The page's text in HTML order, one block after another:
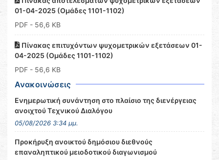
01-04-2025 (Ομάδες 1101-1102)
PDF - 56,6 KB
Πίνακας επιτυχόντων ψυχομετρικών εξετάσεων 01-
04-2025 (Ομάδες 1101-1102)
PDF - 56,6 KB
Ανακοινώσεις
Ενημερωτική συνάντηση στο πλαίσιο της διενέργειας
ανοιχτού Τεχνικού Διαλόγου
05/08/2026 3:34 μμ.
Προκήρυξη ανοικτού δημόσιου διεθνούς
επαναληπτικού μειοδοτικού διαγωνισμού